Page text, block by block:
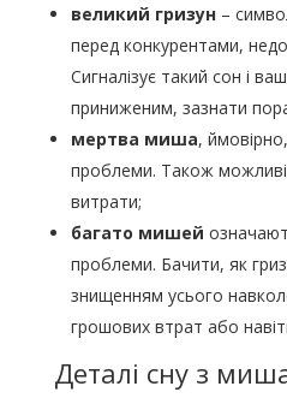
великий гризун–
перед конкурентами,
Сигналізує такий сон і
приниженим, зазнати
мертва миша,
проблеми. Також можливі
витрати;
багато мишей
проблеми. Бачити, як
знищенням усього
грошових втрат або
Деталі сну з